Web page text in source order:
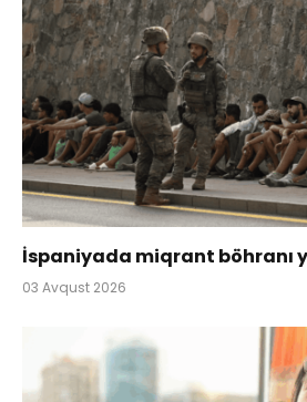
İspaniyada miqrant böhranı
03 Avqust 2026